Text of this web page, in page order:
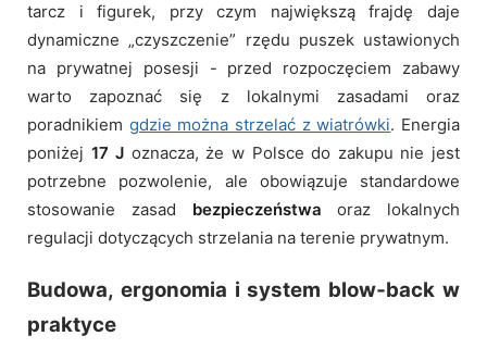
tarcz i figurek, przy czym największą frajdę daje
dynamiczne „czyszczenie” rzędu puszek ustawionych
na prywatnej posesji - przed rozpoczęciem zabawy
warto zapoznać się z lokalnymi zasadami oraz
poradnikiem gdzie można strzelać z wiatrówki. Energia
poniżej 17 J oznacza, że w Polsce do zakupu nie jest
potrzebne pozwolenie, ale obowiązuje standardowe
stosowanie zasad bezpieczeństwa oraz lokalnych
regulacji dotyczących strzelania na terenie prywatnym.
Budowa, ergonomia i system blow‑back w
praktyce